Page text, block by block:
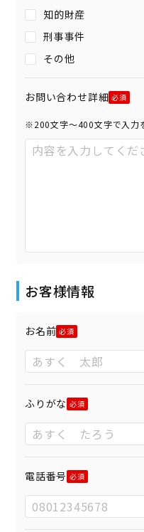
知的財産
刑事事件
その他
お問い合わせ詳細
※200文字〜400文字で入力
お客様情報
お名前
ふりがな
電話番号